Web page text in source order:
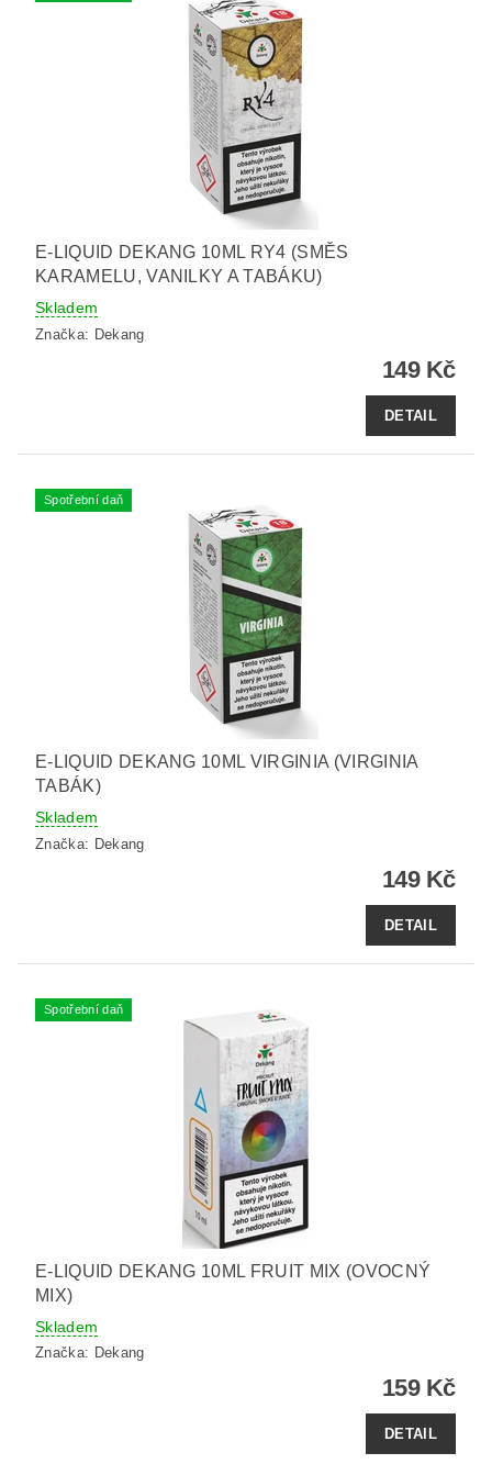
E-LIQUID DEKANG 10ML RY4 (SMĚS
KARAMELU, VANILKY A TABÁKU)
Skladem
Značka: Dekang
149 Kč
DETAIL
Spotřební daň
E-LIQUID DEKANG 10ML VIRGINIA (VIRGINIA
TABÁK)
Skladem
Značka: Dekang
149 Kč
DETAIL
Spotřební daň
E-LIQUID DEKANG 10ML FRUIT MIX (OVOCNÝ
MIX)
Skladem
Značka: Dekang
159 Kč
DETAIL